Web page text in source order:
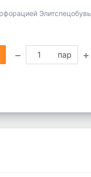
пар